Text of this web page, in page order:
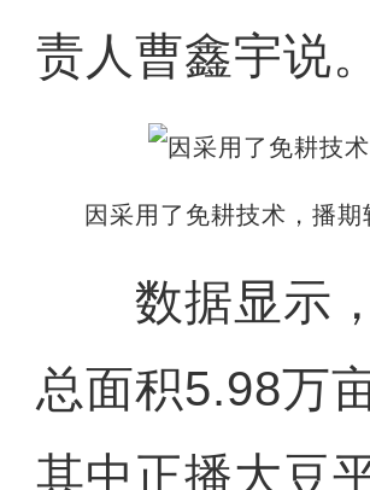
责人曹鑫宇说。
因采用了免耕技术，播
数据显示，
总面积5.98万
其中正播大豆